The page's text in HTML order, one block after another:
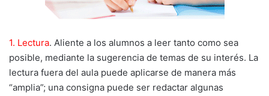
1. Lectura. Aliente a los alumnos a leer tanto como sea
posible, mediante la sugerencia de temas de su interés. La
lectura fuera del aula puede aplicarse de manera más
“amplia”; una consigna puede ser redactar algunas